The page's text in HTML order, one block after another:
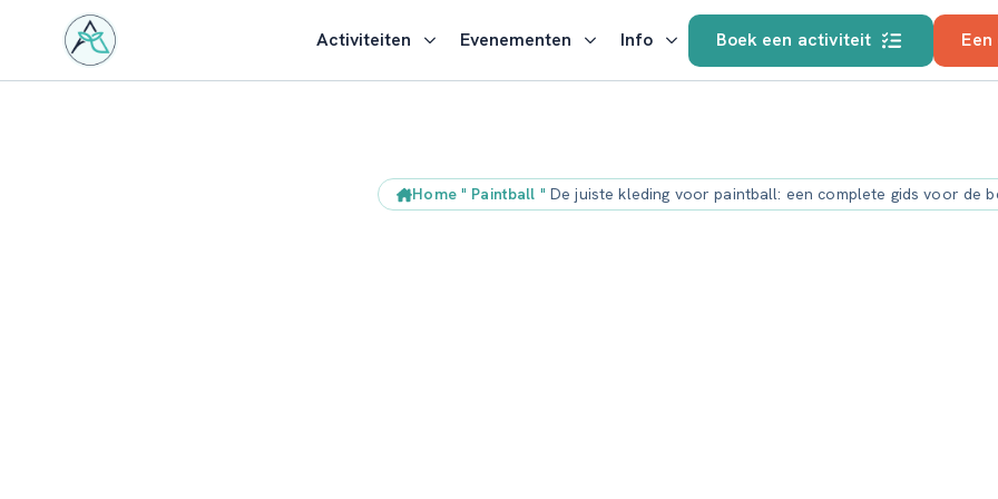
Activiteiten Evenementen Info Boek een activiteit
Home" Paintball "De juiste kleding voor paintball: een complete gids voor de